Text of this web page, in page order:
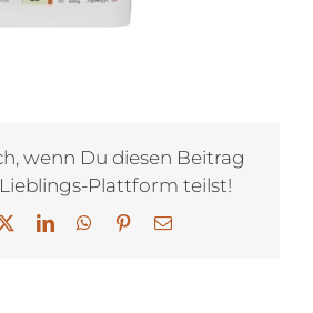
wenn Du diesen Beitrag
Plattform teilst!
LinkedInWhatsApp
Pinterest
E-